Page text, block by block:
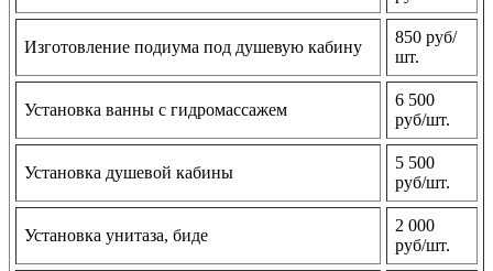
Изготовление подиума под душевую кабину
850 руб/
шт.
Установка ванны с гидромассажем
6 500
руб/шт.
Установка душевой кабины
5 500
руб/шт.
Установка унитаза, биде
2 000
руб/шт.